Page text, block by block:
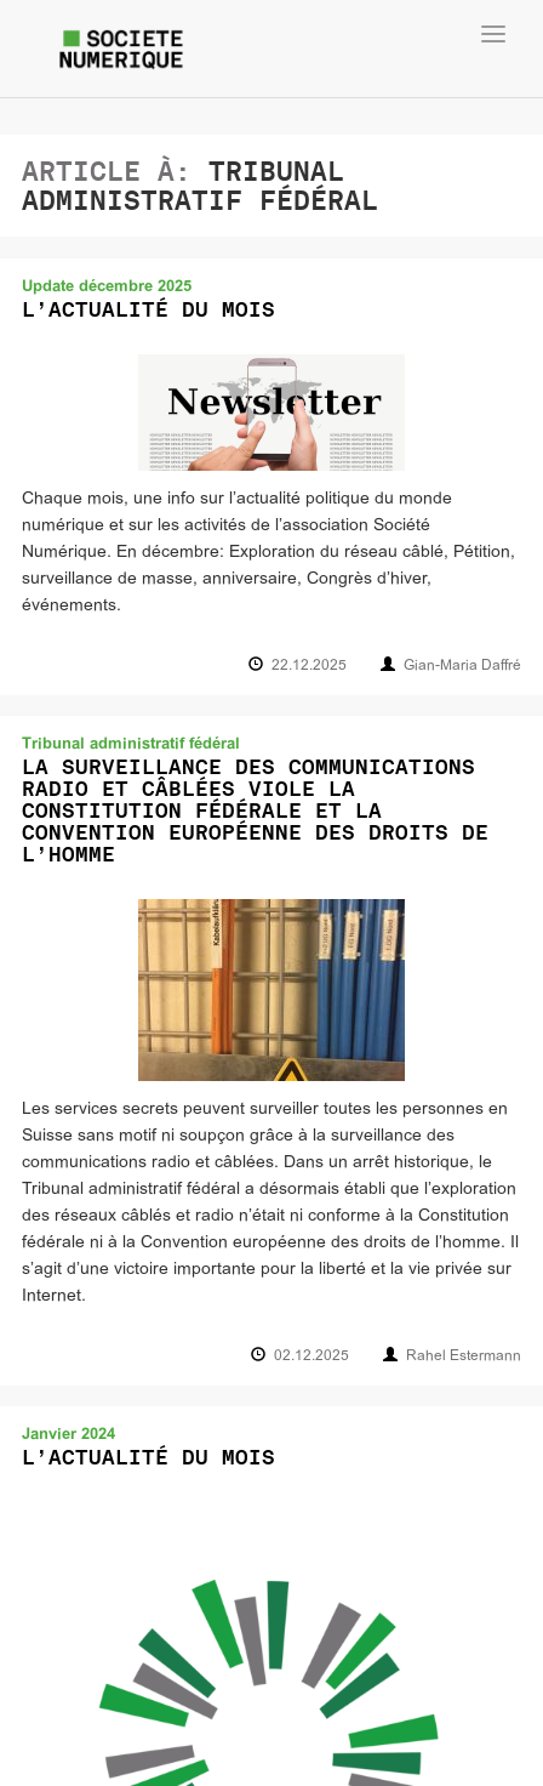
ARTICLE À:
TRIBUNAL
ADMINISTRATIF FÉDÉRAL
Update décembre 2025
L’ACTUALITÉ DU MOIS
Chaque mois, une info sur l’actualité politique du monde
numérique et sur les activités de l’association Société
Numérique. En décembre: Exploration du réseau câblé, Pétition,
surveillance de masse, anniversaire, Congrès d’hiver,
événements.
22.12.2025 Gian-Maria Daffré
Tribunal administratif fédéral
LA SURVEILLANCE DES COMMUNICATIONS
RADIO ET CÂBLÉES VIOLE LA
CONSTITUTION FÉDÉRALE ET LA
CONVENTION EUROPÉENNE DES DROITS DE
L’HOMME
Les services secrets peuvent surveiller toutes les personnes en
Suisse sans motif ni soupçon grâce à la surveillance des
communications radio et câblées. Dans un arrêt historique, le
Tribunal administratif fédéral a désormais établi que l’exploration
des réseaux câblés et radio n’était ni conforme à la Constitution
fédérale ni à la Convention européenne des droits de l’homme. Il
s’agit d’une victoire importante pour la liberté et la vie privée sur
Internet.
02.12.2025 Rahel Estermann
Janvier 2024
L’ACTUALITÉ DU MOIS